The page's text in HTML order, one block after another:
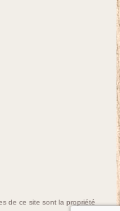
de ce site sont la propriété